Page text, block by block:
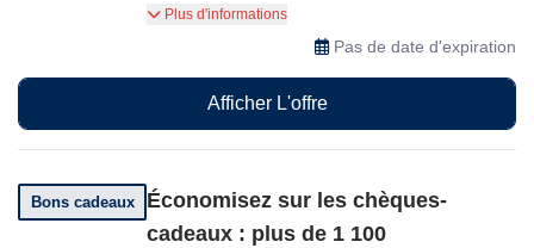
Réservez des excursions d'aventure palpitantes
chez Adrenaline et profitez de 5% de réduction.
Plus d'informations
Pas de date d'expiration
Afficher L'offre
Bons cadeaux
Économisez sur les chèques-
cadeaux : plus de 1 100